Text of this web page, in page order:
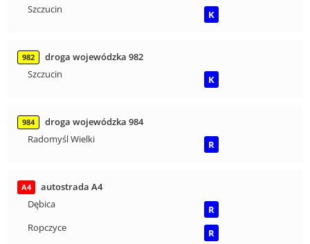
Szczucin
K
982
droga wojewódzka 982
Szczucin
K
984
droga wojewódzka 984
Radomyśl Wielki
R
A4
autostrada A4
Dębica
R
Ropczyce
R